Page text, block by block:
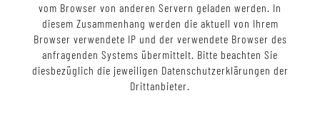
vom Browser von anderen Servern geladen werden. In
diesem Zusammenhang werden die aktuell von Ihrem
Browser verwendete IP und der verwendete Browser des
anfragenden Systems übermittelt. Bitte beachten Sie
diesbezüglich die jeweiligen Datenschutzerklärungen der
Drittanbieter.